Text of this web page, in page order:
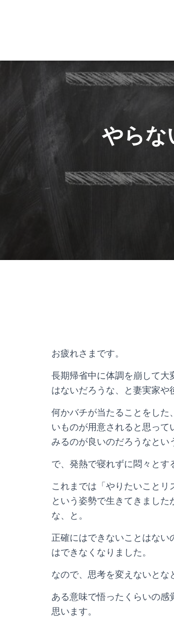
やらな
お疲れさまです。
長期帰省中に体調を崩して大
はないだろうな、と妻実家や
何かバチが当たることをした
いものが用意されると思っ
みるのが良いのだろうなとい
で、発熱で寝れずに悶々とす
これまでは「やりたいこと
という姿勢で生きてきまし
な、と。
正確にはできないことはない
はできなくなりました。
なので、思考を変えないとな
ある意味で悟ったくらいの感
思います。